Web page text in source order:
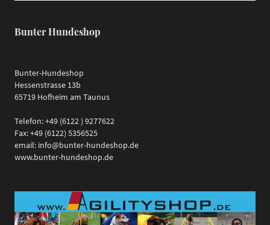
Bunter Hundeshop
Bunter-Hundeshop
Hessenstrasse 13b
65719 Hofheim am Taunus
Telefon: +49 (6122 ) 9277622
Fax: +49 (6122) 5356525
email: info@bunter-hundeshop.de
www.bunter-hundeshop.de